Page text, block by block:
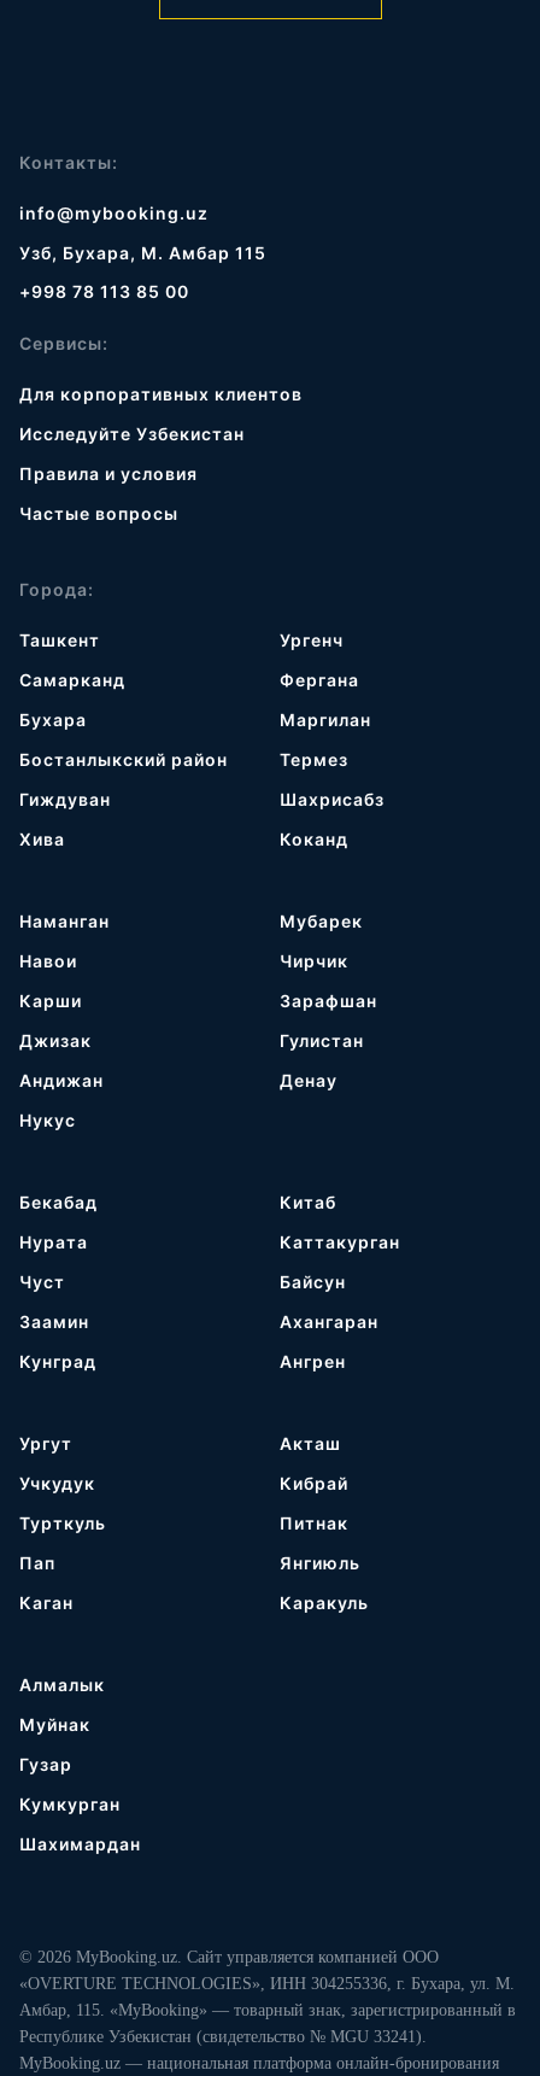
Контакты:
info@mybooking.uz
Узб, Бухара, М. Амбар 115
+998 78 113 85 00
Сервисы:
Для корпоративных клиентов
Исследуйте Узбекистан
Правила и условия
Частые вопросы
Города:
Ташкент
Самарканд
Бухара
Бостанлыкский район
Гиждуван
Хива
Ургенч
Фергана
Маргилан
Термез
Шахрисабз
Коканд
Наманган
Навои
Карши
Джизак
Андижан
Нукус
Мубарек
Чирчик
Зарафшан
Гулистан
Денау
Бекабад
Нурата
Чуст
Заамин
Кунград
Китаб
Каттакурган
Байсун
Ахангаран
Ангрен
Ургут
Учкудук
Турткуль
Пап
Каган
Акташ
Кибрай
Питнак
Янгиюль
Каракуль
Алмалык
Муйнак
Гузар
Кумкурган
Шахимардан
© 2026 MyBooking.uz. Сайт управляется компанией ООО
«OVERTURE TECHNOLOGIES», ИНН 304255336, г. Бухара, ул. М.
Амбар, 115. «MyBooking» — товарный знак, зарегистрированный в
Республике Узбекистан (свидетельство № MGU 33241).
MyBooking.uz — национальная платформа онлайн-бронирования